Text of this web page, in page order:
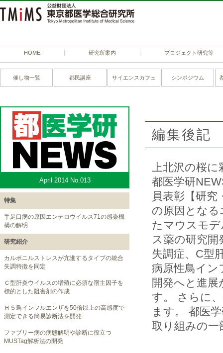
HOME 研究所案内 プロジェクト研究等
催し物一覧 都民講座 サイエンスカフェ シンポジウム
April 2014 No.013
特集
手足口病の原因エンテロウイルス71の感染機
構の解明
研究紹介
カルボニルストレスが亢進するタイプの統合
失調特徴を同定
Ｃ型肝炎ウイルスの増殖に必須な宿主因子を
標的とした阻害剤の作成
Ｈ５鳥インフルエンザを50倍以上の高感度で
測定できる簡易診断法を開発
ファブリー病の病態解明や診断に役立つ
MUSTag解析法の開発
編集後記
上北沢の桜に
都医学研
員表彰【研
の原因とな
たマウスモ
ス薬の研究
失調症、C型
病原性鳥イン
開発へと進
す。 さらに
ます。 都医
取り組みの